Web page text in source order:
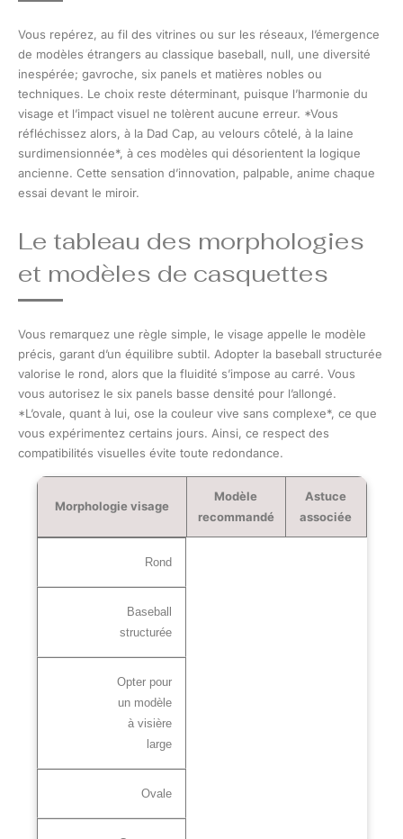
Vous repérez, au fil des vitrines ou sur les réseaux, l’émergence
de modèles étrangers au classique baseball, null, une diversité
inespérée; gavroche, six panels et matières nobles ou
techniques. Le choix reste déterminant, puisque l’harmonie du
visage et l’impact visuel ne tolèrent aucune erreur. *Vous
réfléchissez alors, à la Dad Cap, au velours côtelé, à la laine
surdimensionnée*, à ces modèles qui désorientent la logique
ancienne. Cette sensation d’innovation, palpable, anime chaque
essai devant le miroir.
Le tableau des morphologies
et modèles de casquettes
Vous remarquez une règle simple, le visage appelle le modèle
précis, garant d’un équilibre subtil. Adopter la baseball structurée
valorise le rond, alors que la fluidité s’impose au carré. Vous
vous autorisez le six panels basse densité pour l’allongé.
*L’ovale, quant à lui, ose la couleur vive sans complexe*, ce que
vous expérimentez certains jours. Ainsi, ce respect des
compatibilités visuelles évite toute redondance.
Morphologie visage
Modèle
recommandé
Astuce
associée
Rond
Baseball
structurée
Opter pour
un modèle
à visière
large
Ovale